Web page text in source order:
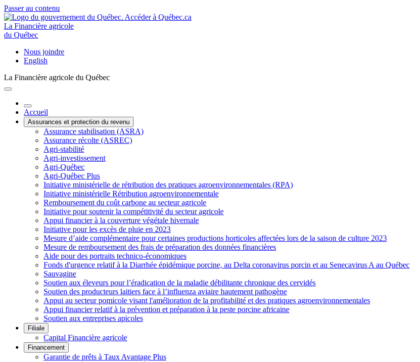
Passer au contenu
La Financière agricole
du Québec
Nous joindre
English
La Financière agricole du Québec
Accueil
Assurances et protection du revenu
Assurance stabilisation (ASRA)
Assurance récolte (ASREC)
Agri-stabilité
Agri-investissement
Agri-Québec
Agri-Québec Plus
Initiative ministérielle de rétribution des pratiques agroenvironnementales (RPA)
Initiative ministérielle Rétribution agroenvironnementale
Remboursement du coût carbone au secteur agricole
Initiative pour soutenir la compétitivité du secteur agricole
Appui financier à la couverture végétale hivernale
Initiative pour les excès de pluie en 2023
Mesure d’aide complémentaire pour certaines productions horticoles affectées lors de la saison de culture 2023
Mesure de remboursement des frais de préparation des données financières
Aide pour des portraits technico-économiques
Fonds d'urgence relatif à la Diarrhée épidémique porcine, au Delta coronavirus porcin et au Senecavirus A au Québec
Sauvagine
Soutien aux éleveurs pour l’éradication de la maladie débilitante chronique des cervidés
Soutien des producteurs laitiers face à l’influenza aviaire hautement pathogène
Appui au secteur pomicole visant l'amélioration de la profitabilité et des pratiques agroenvironnementales
Appui financier relatif à la prévention et préparation à la peste porcine africaine
Soutien aux entreprises apicoles
Filiale
Capital Financière agricole
Financement
Garantie de prêts à Taux Avantage Plus